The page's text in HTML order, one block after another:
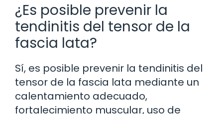
¿Es posible prevenir la
tendinitis del tensor de la
fascia lata?
Sí, es posible prevenir la tendinitis del
tensor de la fascia lata mediante un
calentamiento adecuado,
fortalecimiento muscular, uso de